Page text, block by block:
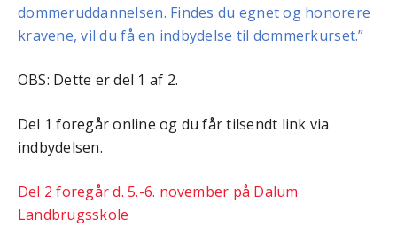
dommeruddannelsen. Findes du egnet og honorere
kravene, vil du få en indbydelse til dommerkurset.”
OBS: Dette er del 1 af 2.
Del 1 foregår online og du får tilsendt link via
indbydelsen.
Del 2 foregår d. 5.-6. november på Dalum
Landbrugsskole